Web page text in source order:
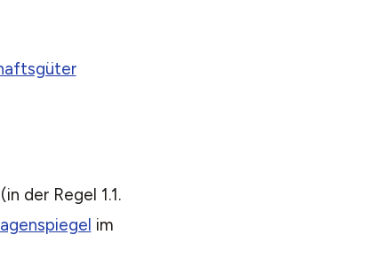
der Regel 1.1.
im